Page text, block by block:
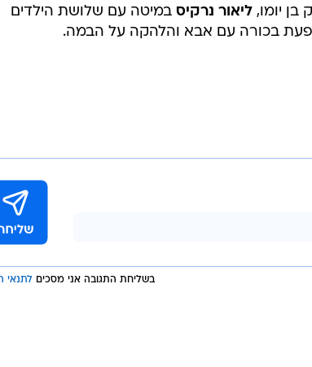
יומו, ליאור נרקיס במיטה עם שלושת הילדים
בכורה עם אבא והלהקה על הבמה.
בשליחת התגובה אני מסכים לתנאי